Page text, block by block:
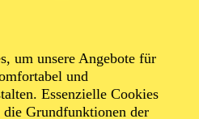
um unsere Angebote für
und
Essenzielle Cookies
Grundfunktionen der